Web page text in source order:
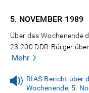
5. NOVEMBER 1989
Über das Wochenende
23.200 DDR-Bürger
Mehr
RIAS-Bericht über
Wochenende, 5.